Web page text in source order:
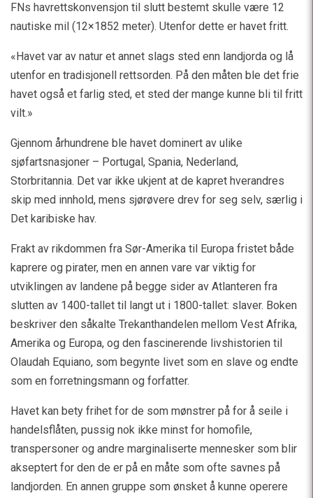
FNs havrettskonvensjon til slutt bestemt skulle være 12
nautiske mil (12×1852 meter). Utenfor dette er havet fritt.
«Havet var av natur et annet slags sted enn landjorda og lå
utenfor en tradisjonell rettsorden. På den måten ble det frie
havet også et farlig sted, et sted der mange kunne bli til fritt
vilt.»
Gjennom århundrene ble havet dominert av ulike
sjøfartsnasjoner – Portugal, Spania, Nederland,
Storbritannia. Det var ikke ukjent at de kapret hverandres
skip med innhold, mens sjørøvere drev for seg selv, særlig i
Det karibiske hav.
Frakt av rikdommen fra Sør-Amerika til Europa fristet både
kaprere og pirater, men en annen vare var viktig for
utviklingen av landene på begge sider av Atlanteren fra
slutten av 1400-tallet til langt ut i 1800-tallet: slaver. Boken
beskriver den såkalte Trekanthandelen mellom Vest Afrika,
Amerika og Europa, og den fascinerende livshistorien til
Olaudah Equiano, som begynte livet som en slave og endte
som en forretningsmann og forfatter.
Havet kan bety frihet for de som mønstrer på for å seile i
handelsflåten, pussig nok ikke minst for homofile,
transpersoner og andre marginaliserte mennesker som blir
akseptert for den de er på en måte som ofte savnes på
landjorden. En annen gruppe som ønsket å kunne operere